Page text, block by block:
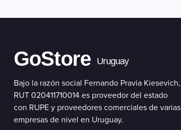
GoStore Uruguay
Bajo la razón social Fernando Pravia Kiesevich,
RUT 020411710014 es proveedor del estado
con RUPE y proveedores comerciales de varias
empresas de nivel en Uruguay.